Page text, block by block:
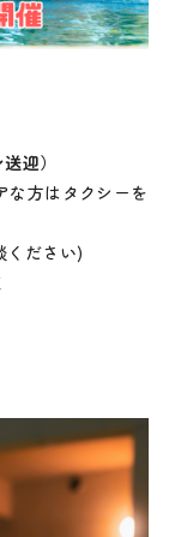
迎）
方はタクシーを
ください)